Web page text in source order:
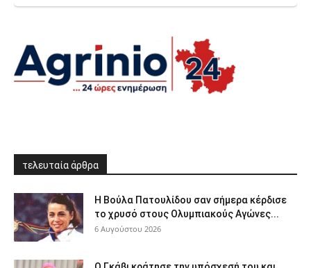
τελευταία άρθρα
Η Βούλα Πατουλίδου σαν σήμερα κέρδισε
το χρυσό στους Ολυμπιακούς Αγώνες...
6 Αυγούστου 2026